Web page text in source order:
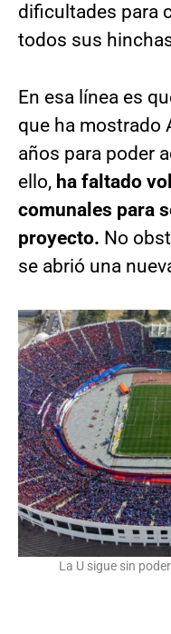
dificultades para
todos sus
En esa línea es
que ha mostrado
años para poder
ello, ha faltado
comunales para
proyecto. No
se abrió una
La U sigue sin